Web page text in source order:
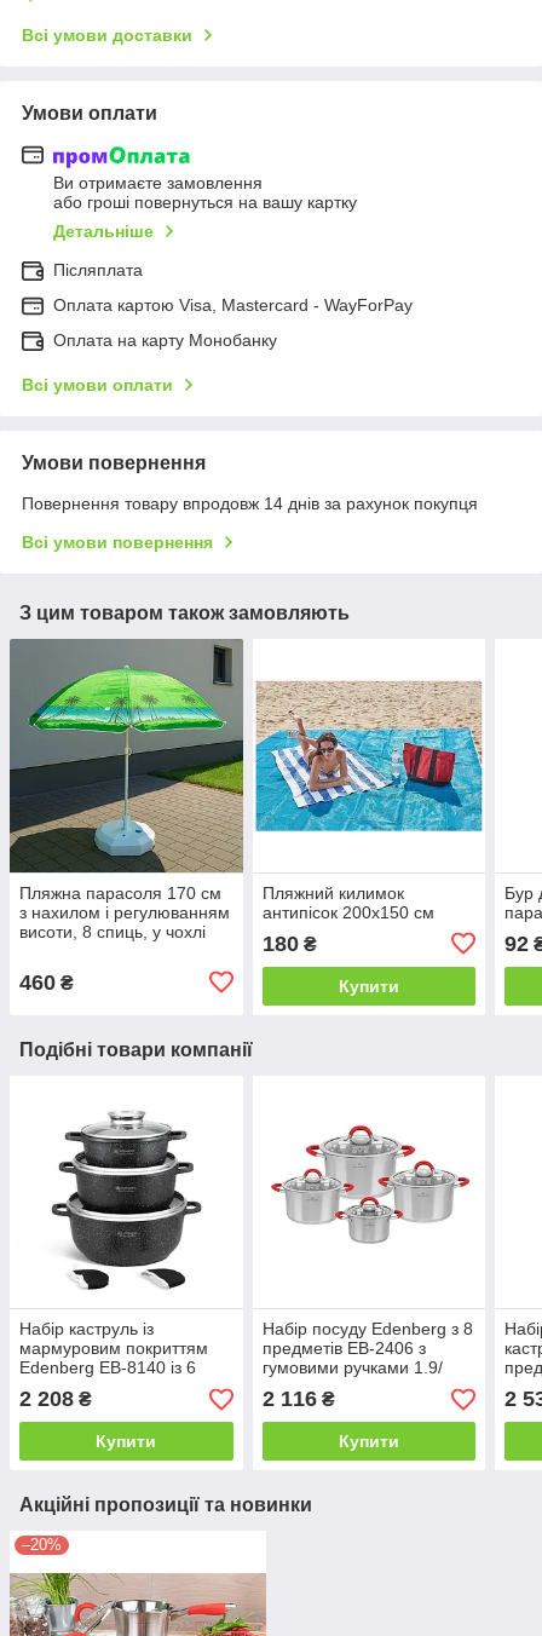
Всі умови доставки
Умови оплати
Ви отримаєте замовлення
або гроші повернуться на вашу картку
Детальніше
Післяплата
Оплата картою Visa, Mastercard - WayForPay
Оплата на карту Монобанку
Всі умови оплати
Умови повернення
Повернення товару впродовж 14 днів за рахунок покупця
Всі умови повернення
З цим товаром також замовляють
Пляжна парасоля 170 см
з нахилом і регулюванням
висоти, 8 спиць, у чохлі
460 ₴
Пляжний килимок
антипісок 200х150 см
180₴
Купити
Бур
92
Подібні товари компанії
Набір каструль із
мармуровим покриттям
Edenberg EB-8140 із 6
предметів ( 2.3/4.5/6.8 л)
2 208 ₴
Купити
Набір посуду Edenberg з 8
предметів EB-2406 з
гумовими ручками 1.9/
2.7/ 3.6/ 6,1 л
2 116₴
Купити
2
Акційні пропозиції та новинки
–20%